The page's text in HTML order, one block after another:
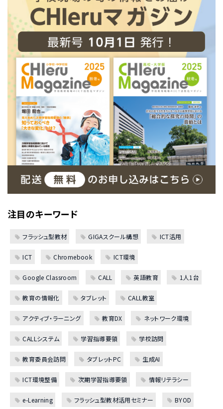
注目のキーワード
フラッシュ型教材 GIGAスクール構想 ICT活用
ICT Chromebook ICT環境
Google Classroom CALL 英語教育 1人1台
教育の情報化 タブレット CALL教室
アクティブ・ラーニング 教育DX ネットワーク環境
CALLシステム 学習指導要領 学校訪問
教育委員会訪問 タブレットPC 生成AI
ICT環境整備 次期学習指導要領 情報リテラシー
e-Learning フラッシュ型教材活用セミナー BYOD